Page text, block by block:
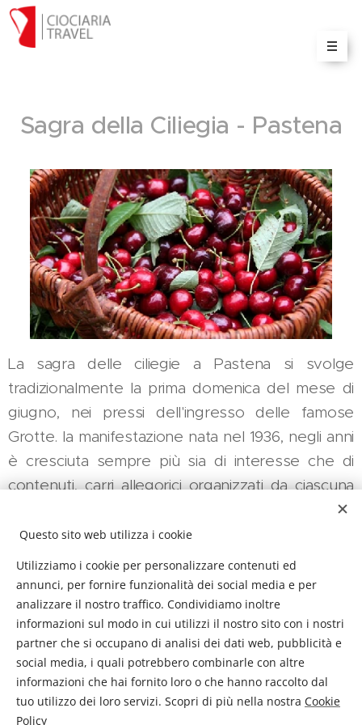
Sagra della Ciliegia - Pastena
La sagra delle ciliegie a Pastena si svolge
tradizionalmente la prima domenica del mese di
giugno, nei pressi dell'ingresso delle famose
Grotte. la manifestazione nata nel 1936, negli anni
è cresciuta sempre più sia di interesse che di
contenuti, carri allegorici organizzati da ciascuna
contrada del paese e trainati da asini e buoi,
addobbati con ciliegie e personaggi che
indossano costumi tradizionali. Sfilano dal centro
storico fino alle grotte, mostrando tutta la loro
bellezza e il loro folklore, il tutto accompagnato
da canti e balli popolari. Il carro più bello riceverà
il Trofeo della Sagra e terminata la sfilata, ciliegie
locali in abbondanza e gratis per tutti.
Questo sito web utilizza i cookie
Utilizziamo i cookie per personalizzare contenuti ed
annunci, per fornire funzionalità dei social media e per
analizzare il nostro traffico. Condividiamo inoltre
informazioni sul modo in cui utilizzi il nostro sito con i nostri
partner che si occupano di analisi dei dati web, pubblicità e
social media, i quali potrebbero combinarle con altre
informazioni che hai fornito loro o che hanno raccolto dal
tuo utilizzo dei loro servizi. Scopri di più nella nostra Cookie
Policy